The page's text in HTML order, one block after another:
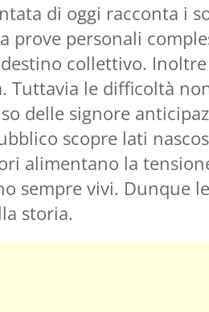
di oggi racconta i
prove personali
collettivo.
Tuttavia le difficoltà
delle signore
scopre lati
alimentano la
sempre vivi. Dunque
storia.